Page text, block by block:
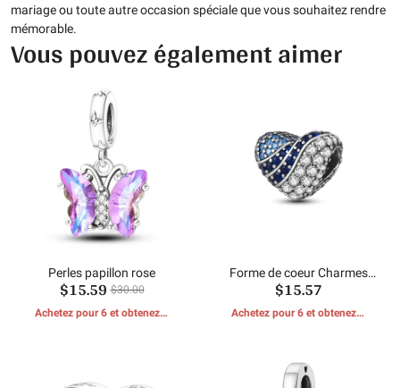
mariage ou toute autre occasion spéciale que vous souhaitez rendre
mémorable.
Vous pouvez également aimer
Perles papillon rose
$15.59 $30.00
Achetez pour 6 et obtenez 1
Forme de coeur Charmes
Perles
$15.57
Achetez pour 6 et obtenez 1